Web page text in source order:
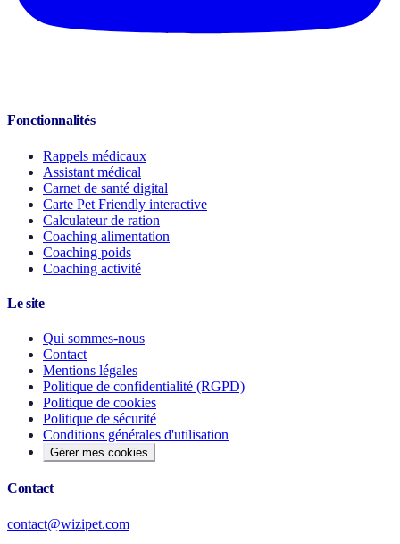
Fonctionnalités
Rappels médicaux
Assistant médical
Carnet de santé digital
Carte Pet Friendly interactive
Calculateur de ration
Coaching alimentation
Coaching poids
Coaching activité
Le site
Qui sommes-nous
Contact
Mentions légales
Politique de confidentialité (RGPD)
Politique de cookies
Politique de sécurité
Conditions générales d'utilisation
Gérer mes cookies
Contact
contact@wizipet.com